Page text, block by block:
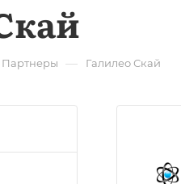
Партнеры — Галилео Скай